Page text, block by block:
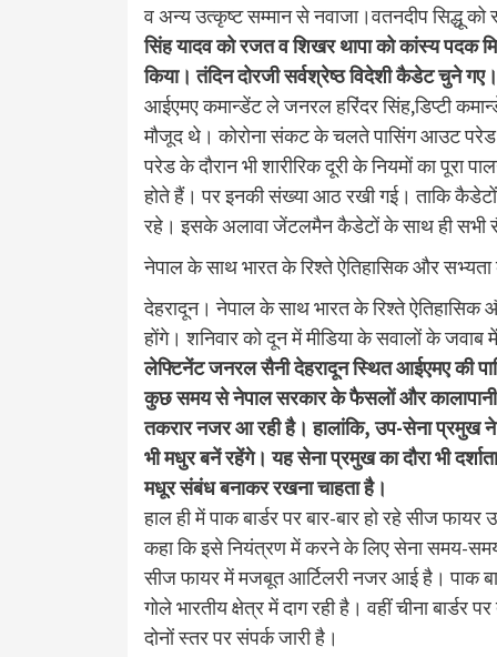
व अन्य उत्कृष्ट सम्मान से नवाजा।वतनदीप सिद्धू
सिंह यादव को रजत व शिखर थापा को कांस्य पदक
किया। तंदिन दोरजी सर्वश्रेष्ठ विदेशी कैडेट चुने
आईएमए कमान्डेंट ले जनरल हरिंदर सिंह,डिप्टी
मौजूद थे। कोरोना संकट के चलते पासिंग आउट परेड
परेड के दौरान भी शारीरिक दूरी के नियमों का पूरा
होते हैं। पर इनकी संख्या आठ रखी गई। ताकि कैडेटों
रहे। इसके अलावा जेंटलमैन कैडेटों के साथ ही सभी
नेपाल के साथ भारत के रिश्ते ऐतिहासिक और
देहरादून। नेपाल के साथ भारत के रिश्ते
होंगे। शनिवार को दून में मीडिया के सवालों के
लेफ्टिनेंट जनरल सैनी देहरादून स्थित आईएमए की
कुछ समय से नेपाल सरकार के फैसलों और
तकरार नजर आ रही है। हालांकि, उप-सेना प्रमुख
भी मधुर बनें रहेंगे। यह सेना प्रमुख का दौरा भी
मधूर संबंध बनाकर रखना चाहता है।
हाल ही में पाक बार्डर पर बार-बार हो रहे सीज
कहा कि इसे नियंत्रण में करने के लिए सेना समय-
सीज फायर में मजबूत आर्टिलरी नजर आई है। पाक
गोले भारतीय क्षेत्र में दाग रही है। वहीं चीना बार्डर
दोनों स्तर पर संपर्क जारी है।